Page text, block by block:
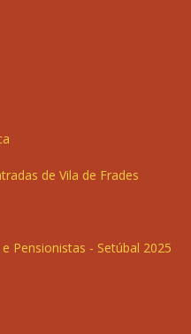
de Vila de Frades
Pensionistas - Setúbal 2025